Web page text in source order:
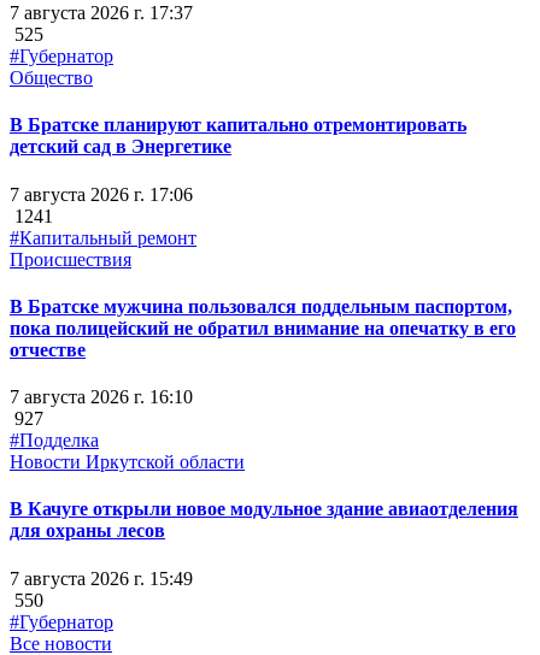
7 августа 2026 г. 17:37
525
#Губернатор
Общество
В Братске планируют капитально отремонтировать
детский сад в Энергетике
7 августа 2026 г. 17:06
1241
#Капитальный ремонт
Происшествия
В Братске мужчина пользовался поддельным паспортом,
пока полицейский не обратил внимание на опечатку в его
отчестве
7 августа 2026 г. 16:10
927
#Подделка
Новости Иркутской области
В Качуге открыли новое модульное здание авиаотделения
для охраны лесов
7 августа 2026 г. 15:49
550
#Губернатор
Все новости